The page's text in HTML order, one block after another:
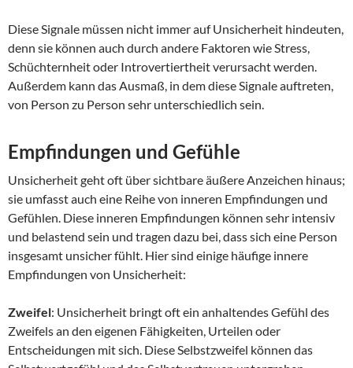
Diese Signale müssen nicht immer auf Unsicherheit hindeuten,
denn sie können auch durch andere Faktoren wie Stress,
Schüchternheit oder Introvertiertheit verursacht werden.
Außerdem kann das Ausmaß, in dem diese Signale auftreten,
von Person zu Person sehr unterschiedlich sein.
Empfindungen und Gefühle
Unsicherheit geht oft über sichtbare äußere Anzeichen hinaus;
sie umfasst auch eine Reihe von inneren Empfindungen und
Gefühlen. Diese inneren Empfindungen können sehr intensiv
und belastend sein und tragen dazu bei, dass sich eine Person
insgesamt unsicher fühlt. Hier sind einige häufige innere
Empfindungen von Unsicherheit:
Zweifel: Unsicherheit bringt oft ein anhaltendes Gefühl des
Zweifels an den eigenen Fähigkeiten, Urteilen oder
Entscheidungen mit sich. Diese Selbstzweifel können das